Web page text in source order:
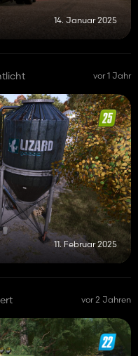
14. Januar 2025
vor 1 Jahr
11. Februar 2025
vor 2 Jahren